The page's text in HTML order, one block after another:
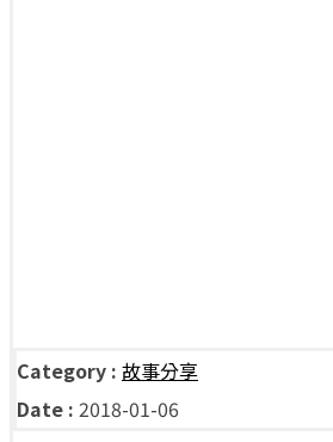
Category : 故事分享
Date : 2018-01-06